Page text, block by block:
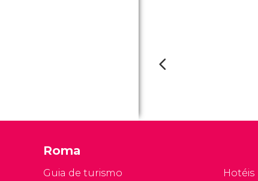
Roma
Guia de turismo Hotéis